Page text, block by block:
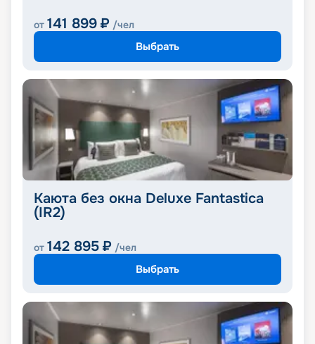
от 141 899 ₽ /чел
Выбрать
Каюта без окна Deluxe Fantastica
(IR2)
от 142 895 ₽ /чел
Выбрать